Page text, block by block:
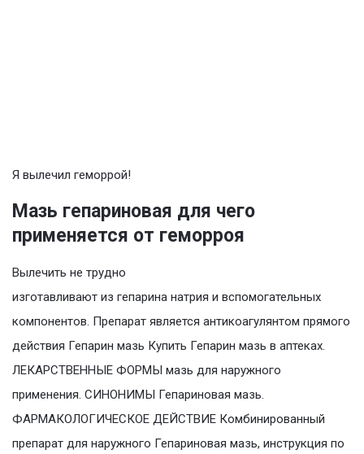
Я вылечил геморрой!
Мазь гепариновая для чего
применяется от геморроя
Вылечить не трудно
изготавливают из гепарина натрия и вспомогательных
компонентов. Препарат является антикоагулянтом прямого
действия Гепарин мазь Купить Гепарин мазь в аптеках.
ЛЕКАРСТВЕННЫЕ ФОРМЫ мазь для наружного
применения. СИНОНИМЫ Гепариновая мазь.
ФАРМАКОЛОГИЧЕСКОЕ ДЕЙСТВИЕ Комбинированный
препарат для наружного Гепариновая мазь, инструкция по